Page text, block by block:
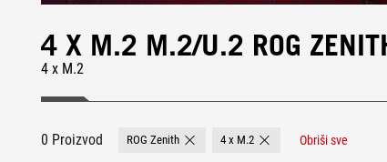
4 X M.2 M.2/U.2 ROG
4 x M.2
0 Proizvod ROG Zenith Remove ROG Zenith
4 x M.2 Remove 4 x M.2
Obriši sve